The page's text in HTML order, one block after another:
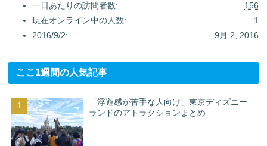
156
一日あたりの訪問者数:
1
現在オンライン中の人数:
9月 2, 2016
2016/9/2:
ここ1週間の人気記事
「浮遊感が苦手な人向け」東京ディズニー
ランドのアトラクションまとめ